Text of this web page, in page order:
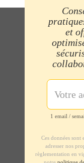
et
1 email /
Ces données
adresser nos
règlementation en
notre politique